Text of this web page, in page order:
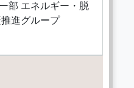
部 エネルギー・脱
進グループ